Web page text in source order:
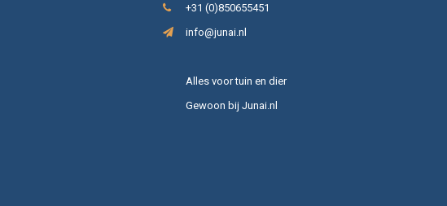
+31 (0)850655451
info@junai.nl
Alles voor tuin en dier
Gewoon bij Junai.nl